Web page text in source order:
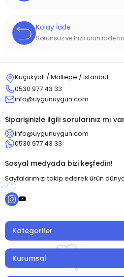
Kolay İade
Sorunsuz ve hızlı ürün iade
Kategoriler
Kurumsal
Küçükyalı / Maltepe / İstanbul
0530 977 43 33
info@uygunuygun.com
Siparişinizle ilgili sorularınız mı
info@uygunuygun.com
0530 977 43 33
Sosyal medyada bizi keşfedin!
Sayfalarımızı takip ederek ürün